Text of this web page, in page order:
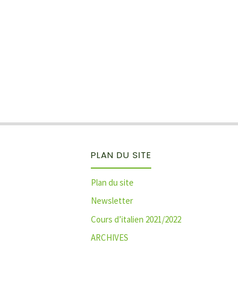
PLAN DU SITE
Plan du site
Newsletter
Cours d’italien 2021/2022
ARCHIVES